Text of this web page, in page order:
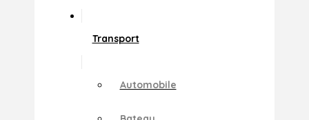
Transport
Automobile